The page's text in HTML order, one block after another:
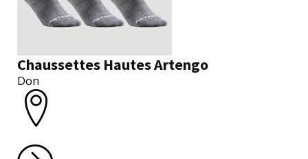
Chaussettes Hautes Artengo
Don